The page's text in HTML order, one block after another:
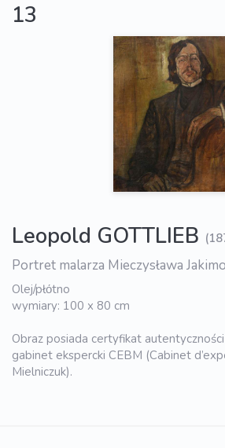
13
Leopold GOTTLIEB
Portret malarza Mieczysława
Olej/płόtno
wymiary: 100 x 80 cm
Obraz posiada certyfikat
gabinet ekspercki CEBM (Cabinet
Mielniczuk).